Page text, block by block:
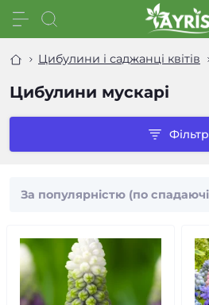
Цибулини і саджанці квітів
Цибулини мускарі
Фільтр